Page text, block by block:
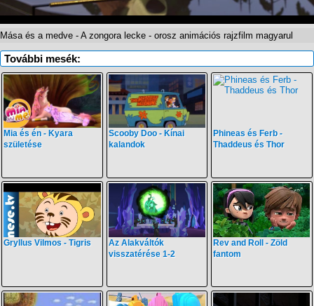
Mása és a medve - A zongora lecke - orosz animációs rajzfilm magyarul
További mesék:
Mia és én - Kyara
születése
Scooby Doo - Kínai
kalandok
Phineas és Ferb -
Thaddeus és Thor
Gryllus Vilmos - Tigris
Az Alakváltók
visszatérése 1-2
Rev and Roll - Zöld
fantom